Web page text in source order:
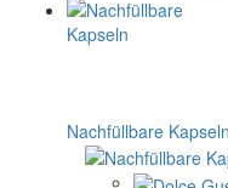
Nachfüllbare Kapseln